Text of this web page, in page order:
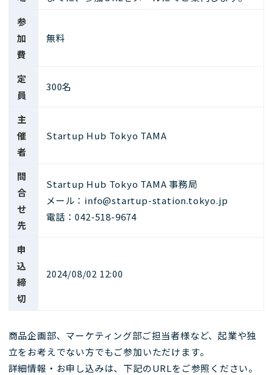
参
加
費
無料
定
員
300名
主
催
者
Startup Hub Tokyo TAMA
問
合
せ
先
Startup Hub Tokyo TAMA 事務局
メール：info@startup-station.tokyo.jp
電話：042-518-9674
申
込
締
切
2024/08/02 12:00
商品企画部、マーケティング部ご担当者様など、起業や独
立をお考えでない方でもご参加いただけます。
詳細情報・お申し込みは、下記のURLをご参照ください。